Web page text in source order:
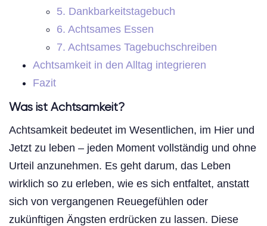
5. Dankbarkeitstagebuch
6. Achtsames Essen
7. Achtsames Tagebuchschreiben
Achtsamkeit in den Alltag integrieren
Fazit
Was ist Achtsamkeit?
Achtsamkeit bedeutet im Wesentlichen, im Hier und
Jetzt zu leben – jeden Moment vollständig und ohne
Urteil anzunehmen. Es geht darum, das Leben
wirklich so zu erleben, wie es sich entfaltet, anstatt
sich von vergangenen Reuegefühlen oder
zukünftigen Ängsten erdrücken zu lassen. Diese